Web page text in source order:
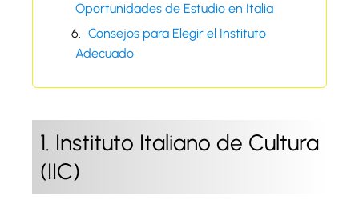
Oportunidades de Estudio en Italia
Consejos para Elegir el Instituto
Adecuado
1. Instituto Italiano de Cultura
(IIC)